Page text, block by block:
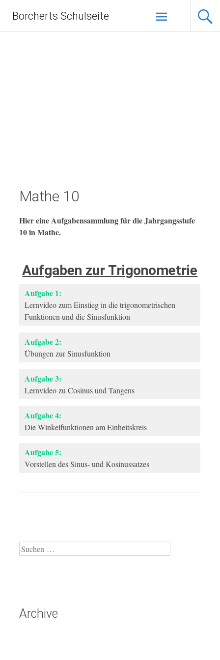
InhaltBorcherts Schulseite
Mathe 10
Hier eine Aufgabensammlung für die Jahrgangsstufe
10 in Mathe.
Aufgaben zur Trigonometrie
Aufgabe 1:
Lernvideo zum Einstieg in die trigonometrischen
Funktionen und die Sinusfunktion
Aufgabe 2:
Übungen zur Sinusfunktion
Aufgabe 3:
Lernvideo zu Cosinus und Tangens
Aufgabe 4:
Die Winkelfunktionen am Einheitskreis
Aufgabe 5:
Vorstellen des Sinus- und Kosinussatzes
Suche
nach:
Archive